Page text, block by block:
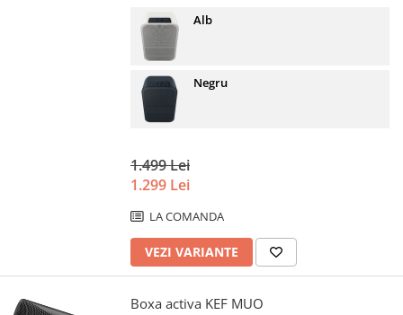
Alb
Negru
1.499 Lei
1.299 Lei
LA COMANDA
VEZI VARIANTE
Boxa activa KEF MUO